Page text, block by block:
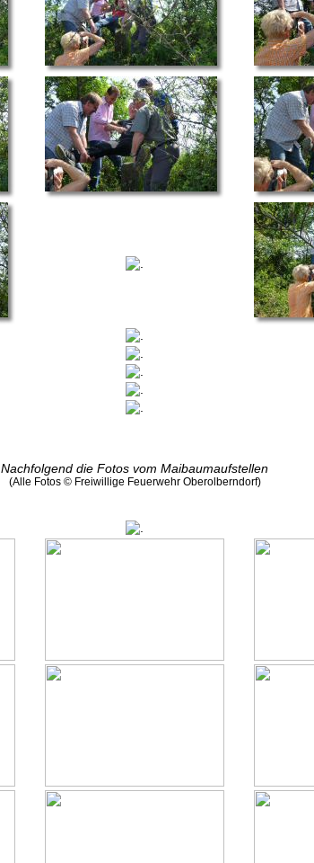
Nachfolgend die Fotos vom Maibaumaufstellen
(Alle Fotos © Freiwillige Feuerwehr Oberolberndorf)